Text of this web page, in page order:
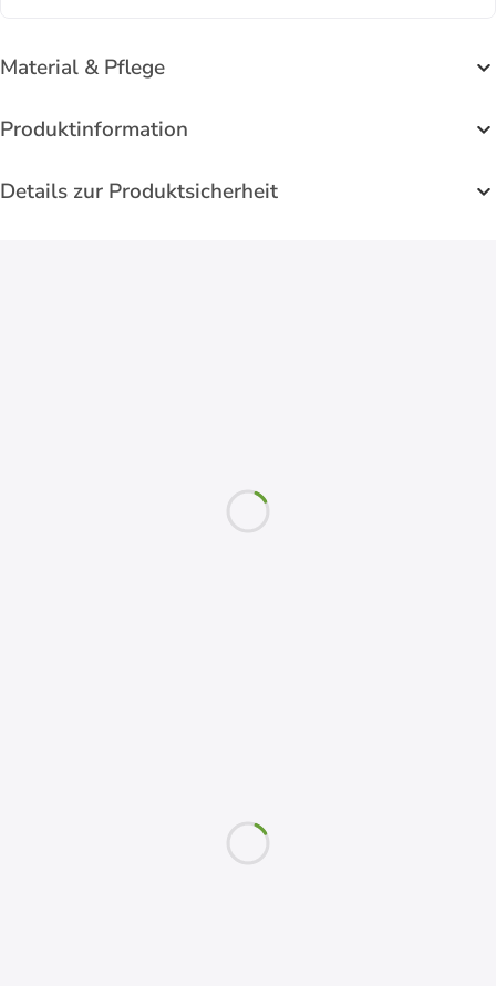
Material & Pflege
Produktinformation
Details zur Produktsicherheit